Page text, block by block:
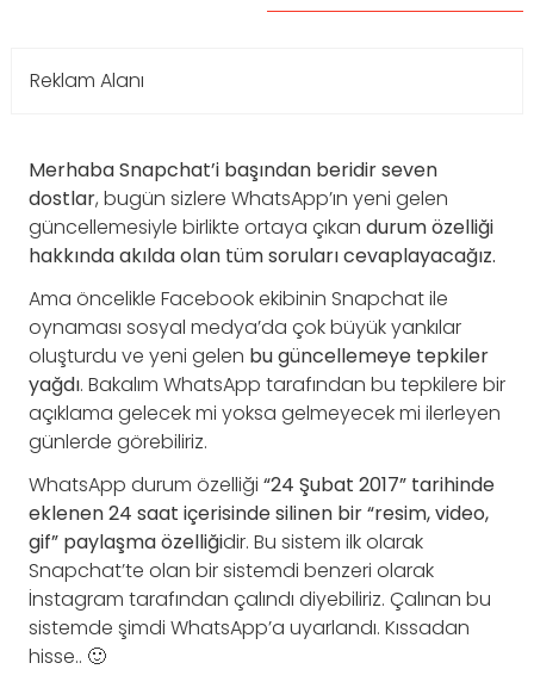
Reklam Alanı
Merhaba Snapchat’i başından beridir seven
dostlar, bugün sizlere WhatsApp’ın yeni gelen
güncellemesiyle birlikte ortaya çıkan durum özelliği
hakkında akılda olan tüm soruları cevaplayacağız.
Ama öncelikle Facebook ekibinin Snapchat ile
oynaması sosyal medya’da çok büyük yankılar
oluşturdu ve yeni gelen bu güncellemeye tepkiler
yağdı. Bakalım WhatsApp tarafından bu tepkilere bir
açıklama gelecek mi yoksa gelmeyecek mi ilerleyen
günlerde görebiliriz.
WhatsApp durum özelliği “24 Şubat 2017” tarihinde
eklenen 24 saat içerisinde silinen bir “resim, video,
gif” paylaşma özelliğidir. Bu sistem ilk olarak
Snapchat’te olan bir sistemdi benzeri olarak
İnstagram tarafından çalındı diyebiliriz. Çalınan bu
sistemde şimdi WhatsApp’a uyarlandı. Kıssadan
hisse.. 🙂